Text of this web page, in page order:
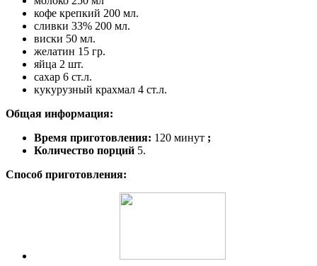
кофе крепкий 200 мл.
сливки 33% 200 мл.
виски 50 мл.
желатин 15 гр.
яйца 2 шт.
сахар 6 ст.л.
кукурузный крахмал 4 ст.л.
Общая информация:
Время приготовления: 120 минут ;
Количество порций 5.
Способ приготовления: